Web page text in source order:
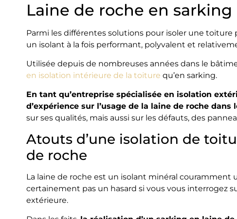
Laine de roche en
Parmi les différentes solutions pour isoler une toiture
un isolant à la fois performant, polyvalent et
Utilisée depuis de nombreuses années dans le
en isolation intérieure de la toiture qu’en sarking.
En tant qu’entreprise spécialisée en isolation
d’expérience sur l’usage de la laine de roche dans
sur ses qualités, mais aussi sur les défauts, des
Atouts d’une isolation de
de roche
La laine de roche est un isolant minéral couramment
certainement pas un hasard si vous vous interrogez
extérieure.